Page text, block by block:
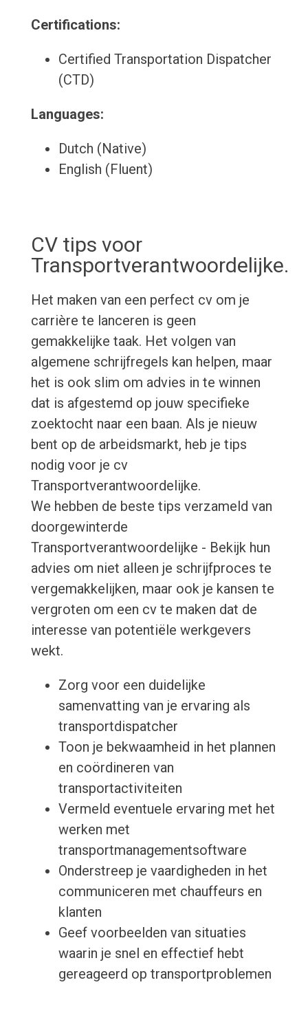
Certifications:
Certified Transportation Dispatcher
(CTD)
Languages:
Dutch (Native)
English (Fluent)
CV tips voor
Transportverantwoordelijke.
Het maken van een perfect cv om je
carrière te lanceren is geen
gemakkelijke taak. Het volgen van
algemene schrijfregels kan helpen, maar
het is ook slim om advies in te winnen
dat is afgestemd op jouw specifieke
zoektocht naar een baan. Als je nieuw
bent op de arbeidsmarkt, heb je tips
nodig voor je cv
Transportverantwoordelijke.
We hebben de beste tips verzameld van
doorgewinterde
Transportverantwoordelijke - Bekijk hun
advies om niet alleen je schrijfproces te
vergemakkelijken, maar ook je kansen te
vergroten om een cv te maken dat de
interesse van potentiële werkgevers
wekt.
Zorg voor een duidelijke
samenvatting van je ervaring als
transportdispatcher
Toon je bekwaamheid in het plannen
en coördineren van
transportactiviteiten
Vermeld eventuele ervaring met het
werken met
transportmanagementsoftware
Onderstreep je vaardigheden in het
communiceren met chauffeurs en
klanten
Geef voorbeelden van situaties
waarin je snel en effectief hebt
gereageerd op transportproblemen